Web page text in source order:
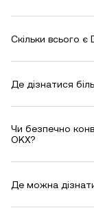
Скільки всього є
Де дізнатися
Чи безпечно
OKX?
Де можна